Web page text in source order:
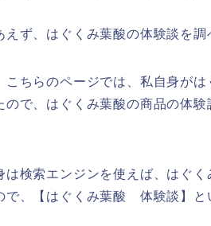
えず、はぐくみ葉酸の体験談を
こちらのページでは、私自身が
ので、はぐくみ葉酸の商品の体
は検索エンジンを使えば、はぐ
で、【はぐくみ葉酸 体験談】と